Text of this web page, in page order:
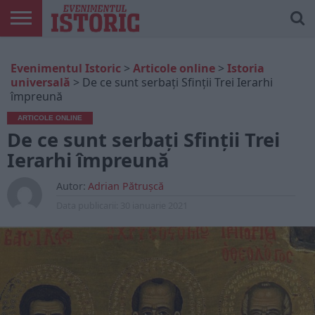
ONLINE
EDIȚII
TIPĂRITE
ISTORIC
PLAY
CONTUL
MEU
Evenimentul Istoric > Articole online > Istoria
universală > De ce sunt serbați Sfinții Trei Ierarhi
împreună
ARTICOLE ONLINE
De ce sunt serbați Sfinții Trei
Ierarhi împreună
Autor: Adrian Pătrușcă